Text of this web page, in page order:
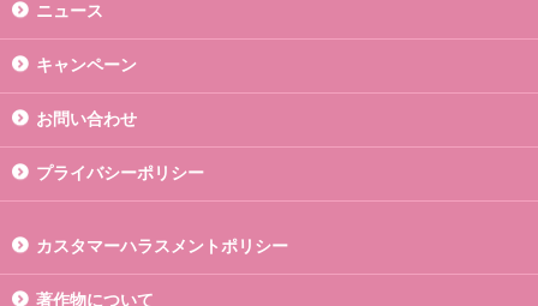
ニュース
キャンペーン
お問い合わせ
プライバシーポリシー
カスタマーハラスメントポリシー
著作物について